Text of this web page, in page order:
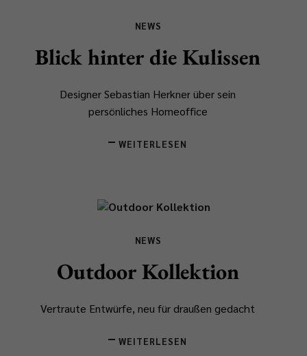
NEWS
Blick hinter die Kulissen
Designer Sebastian Herkner über sein
persönliches Homeoffice
WEITERLESEN
NEWS
Outdoor Kollektion
Vertraute Entwürfe, neu für draußen gedacht
WEITERLESEN